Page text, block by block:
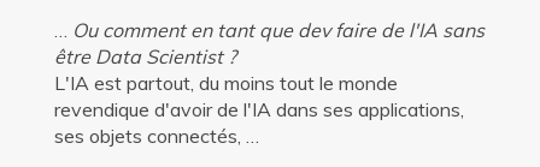
Ou comment en tant que dev faire de l'IA sans
être Data Scientist ?
L'IA est partout, du moins tout le monde
revendique d'avoir de l'IA dans ses applications,
ses objets connectés, …